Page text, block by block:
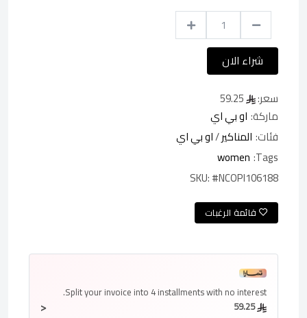
شراء الان
سعر:
ماركة: او بي اي
فئات: المناكير/او بي اي
Tags:
women
SKU:#NCOPI106188
قائمة الرغبات
Split your invoice into 4 installmentswith no interest.
< 59.25